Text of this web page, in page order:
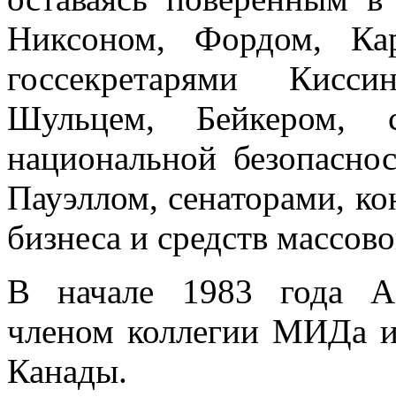
Никсоном, Фордом,
госсекретарями
Шульцем, Бейкером,
национальной
Пауэллом, сенаторами,
бизнеса и средств
В начале 1983 года
членом коллегии МИДа
Канады.